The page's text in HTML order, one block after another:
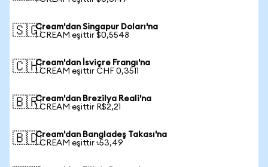
🇸🇬Cream'dan Singapur Doları'na
1 CREAM eşittir $0,5548
🇨🇭Cream'dan İsviçre Frangı'na
1 CREAM eşittir CHF 0,3511
🇧🇷Cream'dan Brezilya Reali'na
1 CREAM eşittir R$2,21
🇧🇩Cream'dan Bangladeş Takası'na
1 CREAM eşittir ৳53,49